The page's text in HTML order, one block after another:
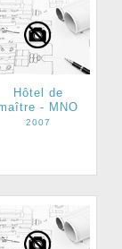
Hôtel de
- MNO
2007